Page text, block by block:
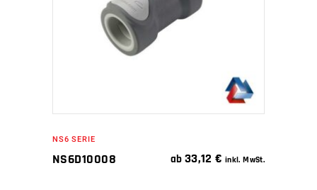
IN DEN WARENKORB
NS6 SERIE
NS6D10008 ab 33,12€ inkl. MwSt.